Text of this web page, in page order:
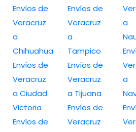
Envíos de
Veracruz
a
Chihuahua
Envíos de
Veracruz
a Ciudad
Victoria
Envíos de
Envíos de
Veracruz
a
Tampico
Envíos de
Veracruz
a Tijuana
Envíos de
Veracruz
a
a